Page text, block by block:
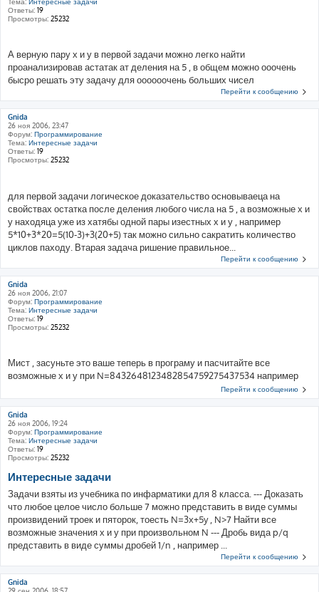
Ответы: 19
Просмотры: 25232
А верную пару х и у в первой задачи можно легко найти
проанализировав астатак ат деления на 5 , в общем можно ооочень
бысро решать эту задачу для оооооочень больших чисел
Перейти к сообщению
Gnida
26 ноя 2006, 23:47
Форум: Программирование
Тема: Интересные задачи
Ответы: 19
Просмотры: 25232
для первой задачи логическое доказательство основываеца на
свойствах остатка после деления любого числа на 5 , а возможные х и
у находяца уже из хатябы одной пары изестных х и у , например
5*10+3*20=5(10-3)+3(20+5) так можно сильно сакратить количество
циклов паходу. Втарая задача ришение правильное...
Перейти к сообщению
Gnida
26 ноя 2006, 21:07
Форум: Программирование
Тема: Интересные задачи
Ответы: 19
Просмотры: 25232
Мист , засуньте это ваше теперь в програму и пасчитайте все
возможные х и у при N=8432648123482854759275437534 например
Перейти к сообщению
Gnida
26 ноя 2006, 19:24
Форум: Программирование
Тема: Интересные задачи
Ответы: 19
Просмотры: 25232
Интересные задачи
Задачи взяты из учебника по инфарматики для 8 класса. --- Доказать
что любое целое число больше 7 можно представить в виде суммы
произвидений троек и пяторок, тоесть N=3x+5y , N>7 Найти все
возможные значения х и у при произвольном N --- Дробь вида p/q
представить в виде суммы дробей 1/n , например ...
Перейти к сообщению
Gnida
29 сен 2006, 18:57